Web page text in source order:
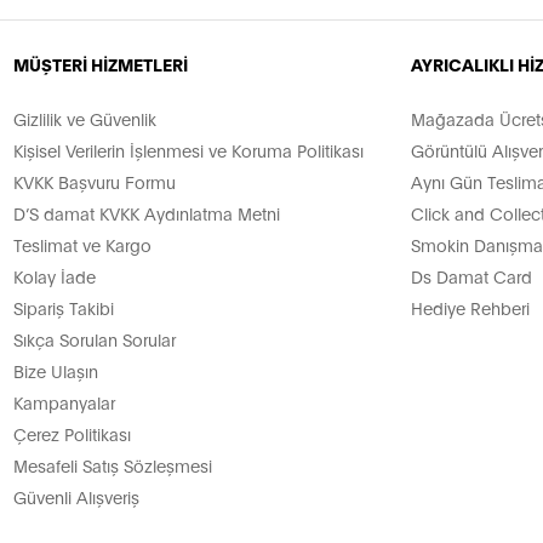
kaliteli dokularıyla erkek eşofman modellerini bu
Arayanlara!
spor giyim tarzında mutlaka eşofman altına yer
yana yapıyor.
D’S damat eşofman altlarını tercih ediyor. Açık hava
Kombin Önerileri
kullanılıyor. Spor için giydiğinizde veya hafta sonu
araya gelip bir şeyler içmek veya cadde yürüyüşleri
de en çok eşofman altları ile yakışıyor. Renkli oduncu
altı ile farklı kullanım alanlarına göre cool bir tarz
ile Şıklık ve Konfor
cep detayları ile D’S Damat erkek eşofman modelleri
için idealdir. Ev dışında yanınıza almak istediğiniz
MÜŞTERİ HİZMETLERİ
Gizlilik ve Güvenlik
Kişisel Verilerin İşlenmesi ve Koruma Politikası
KVKK Başvuru Formu
D’S damat KVKK Aydınlatma Metni
Teslimat ve Kargo
Kolay İade
Sipariş Takibi
Sıkça Sorulan Sorular
Bize Ulaşın
Kampanyalar
Çerez Politikası
Mesafeli Satış Sözleşmesi
Güvenli Alışveriş
AYRICALIKLI
Mağazada
Görüntülü
Aynı Gün
Click and
Smokin
Ds Damat Card
Hediye Rehberi